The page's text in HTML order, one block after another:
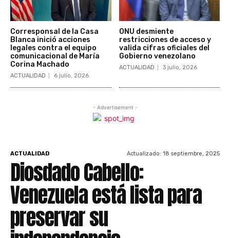
Corresponsal de la Casa
Blanca inició acciones
legales contra el equipo
comunicacional de María
Corina Machado
ACTUALIDAD 6 julio, 2026
ONU desmiente
restricciones de acceso y
valida cifras oficiales del
Gobierno venezolano
ACTUALIDAD 3 julio, 2026
- Advertisement -